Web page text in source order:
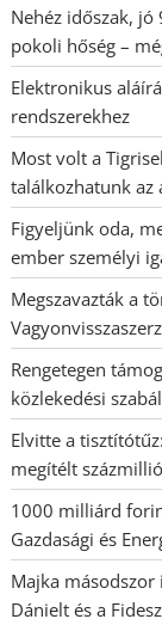
Nehéz időszak,
pokoli hőség –
Elektronikus
rendszerekhez
Most volt a
találkozhatunk az
Figyeljünk oda,
ember személyi
Megszavazták a
Rengetegen
közlekedési
Elvitte a
megítélt
1000 milliárd
Gazdasági és
Majka
Dánielt és a